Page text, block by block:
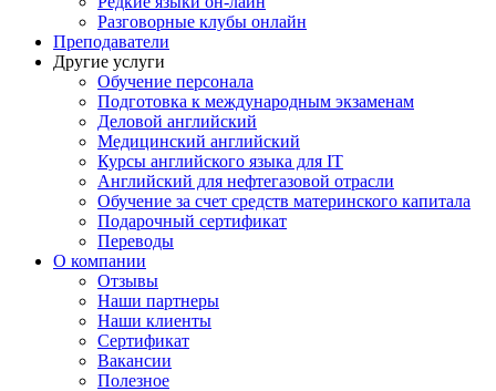
Разговорные клубы онлайн
Преподаватели
Другие услуги
Обучение персонала
Подготовка к международным экзаменам
Деловой английский
Медицинский английский
Курсы английского языка для IT
Английский для нефтегазовой отрасли
Обучение за счет средств материнского капитала
Подарочный сертификат
Переводы
О компании
Отзывы
Наши партнеры
Наши клиенты
Сертификат
Вакансии
Полезное